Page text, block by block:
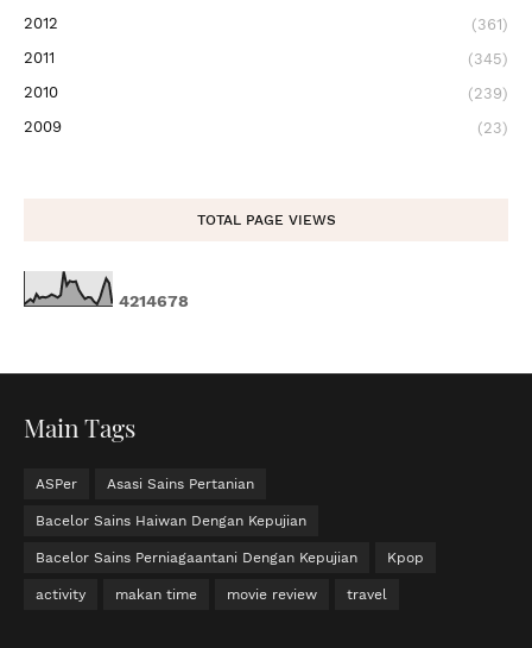
2012
(361)
2011
(345)
2010
(239)
2009
(23)
TOTAL PAGE VIEWS
4214678
Main Tags
ASPer Asasi Sains Pertanian
Bacelor Sains Haiwan Dengan Kepujian
Bacelor Sains Perniagaantani Dengan Kepujian Kpop
activity makan time movie review travel